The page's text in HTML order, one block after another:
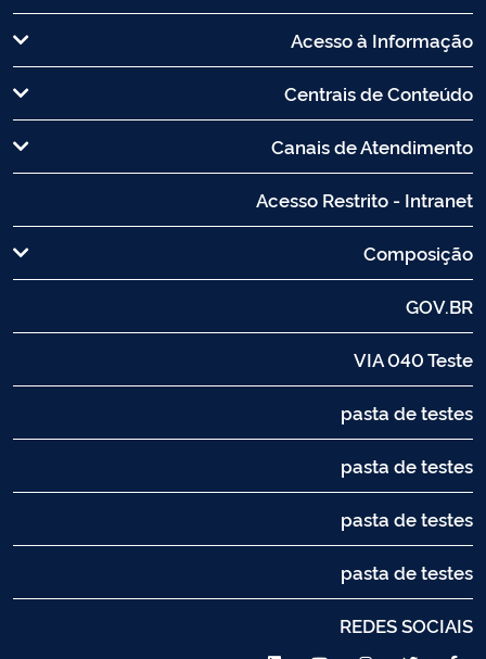
Acesso à Informação
Centrais de Conteúdo
Canais de Atendimento
Acesso Restrito - Intranet
Composição
GOV.BR
VIA 040 Teste
pasta de testes
pasta de testes
pasta de testes
pasta de testes
REDES SOCIAIS